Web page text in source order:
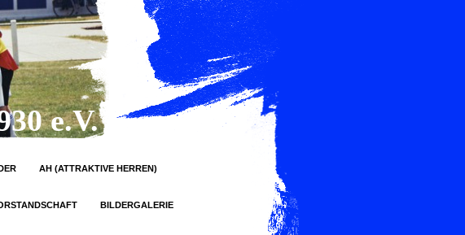
e.V.
AH (ATTRAKTIVE HERREN)
BILDERGALERIE